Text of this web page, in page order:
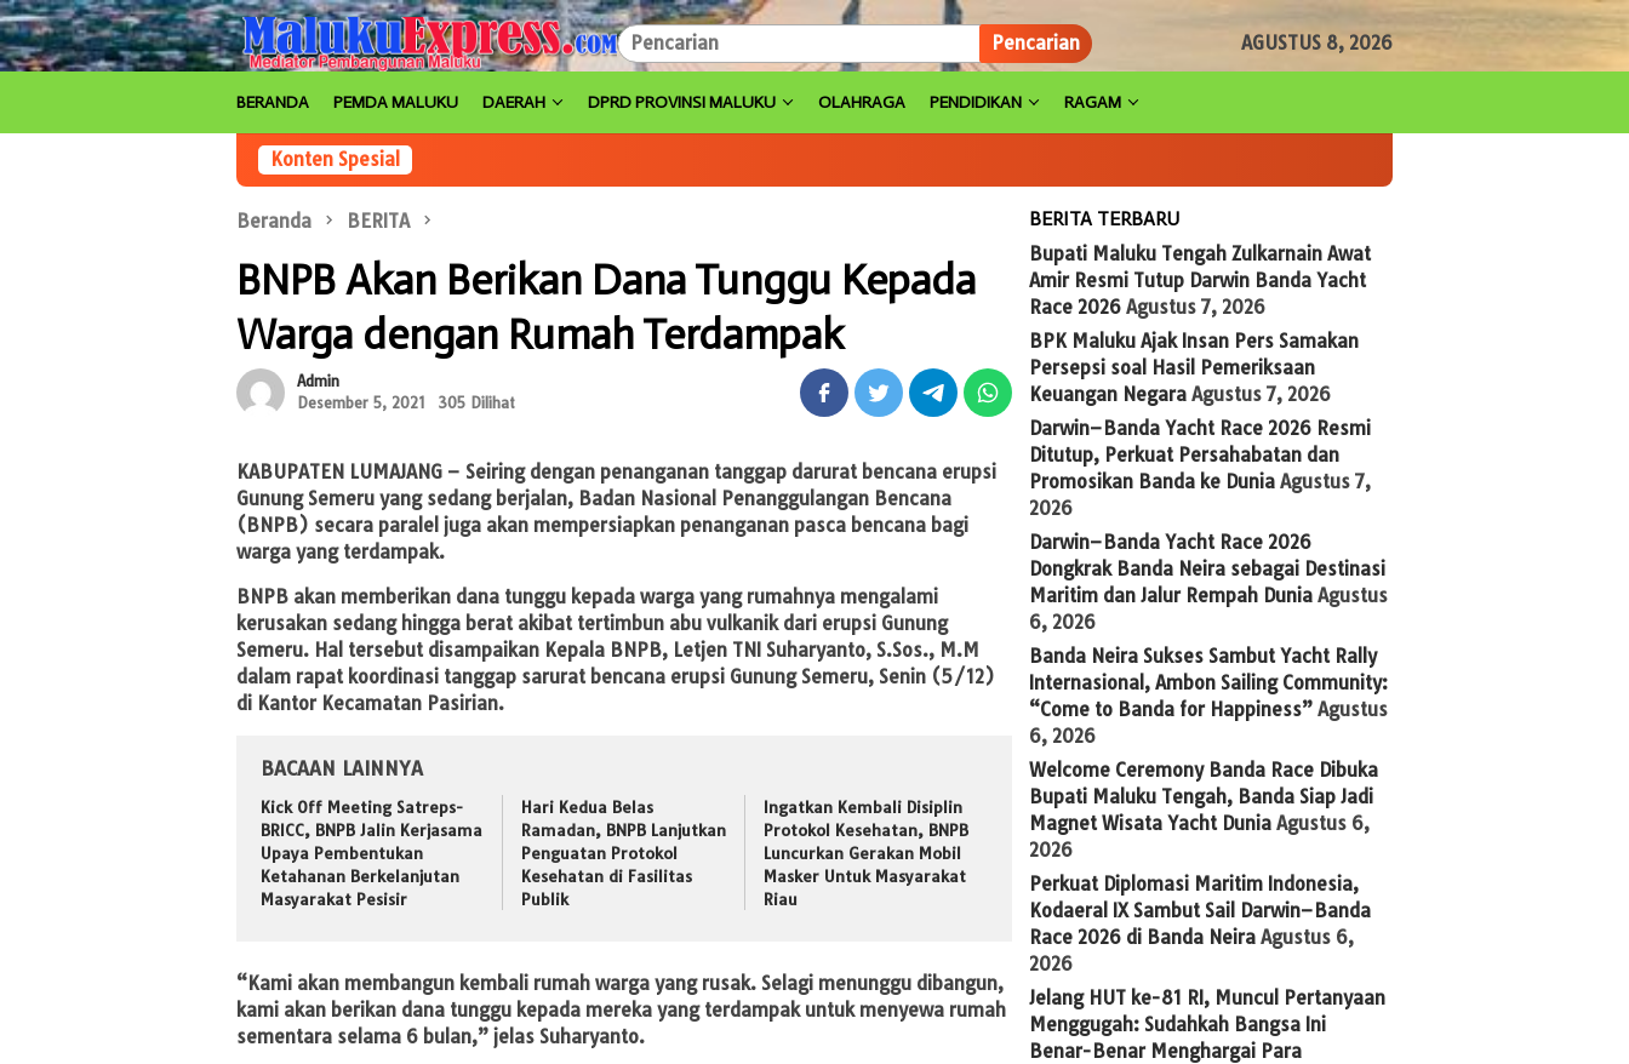
Loncat
ke
konten
Pencarian AGUSTUS 8, 2026
BERANDA PEMDA MALUKU DAERAH DPRD PROVINSI MALUKU OLAHRAGA PENDIDIKAN RAGAM
Konten Spesial
Beranda BERITA
BNPB Akan Berikan Dana Tunggu Kepada
Warga dengan Rumah Terdampak
Admin
Desember 5, 2021
305 Dilihat
KABUPATEN LUMAJANG – Seiring dengan penanganan tanggap darurat bencana erupsi
Gunung Semeru yang sedang berjalan, Badan Nasional Penanggulangan Bencana
(BNPB) secara paralel juga akan mempersiapkan penanganan pasca bencana bagi
warga yang terdampak.
BNPB akan memberikan dana tunggu kepada warga yang rumahnya mengalami
kerusakan sedang hingga berat akibat tertimbun abu vulkanik dari erupsi Gunung
Semeru. Hal tersebut disampaikan Kepala BNPB, Letjen TNI Suharyanto, S.Sos., M.M
dalam rapat koordinasi tanggap sarurat bencana erupsi Gunung Semeru, Senin (5/12)
di Kantor Kecamatan Pasirian.
BACAAN LAINNYA
Kick Off Meeting Satreps-
BRICC, BNPB Jalin Kerjasama
Upaya Pembentukan
Ketahanan Berkelanjutan
Masyarakat Pesisir
Hari Kedua Belas
Ramadan, BNPB Lanjutkan
Penguatan Protokol
Kesehatan di Fasilitas
Publik
Ingatkan Kembali Disiplin
Protokol Kesehatan, BNPB
Luncurkan Gerakan Mobil
Masker Untuk Masyarakat
Riau
“Kami akan membangun kembali rumah warga yang rusak. Selagi menunggu dibangun,
kami akan berikan dana tunggu kepada mereka yang terdampak untuk menyewa rumah
sementara selama 6 bulan,” jelas Suharyanto.
BERITA TERBARU
Bupati Maluku Tengah Zulkarnain Awat
Amir Resmi Tutup Darwin Banda Yacht
Race 2026 Agustus 7, 2026
BPK Maluku Ajak Insan Pers Samakan
Persepsi soal Hasil Pemeriksaan
Keuangan Negara Agustus 7, 2026
Darwin–Banda Yacht Race 2026 Resmi
Ditutup, Perkuat Persahabatan dan
Promosikan Banda ke Dunia Agustus 7,
2026
Darwin–Banda Yacht Race 2026
Dongkrak Banda Neira sebagai Destinasi
Maritim dan Jalur Rempah Dunia Agustus
6, 2026
Banda Neira Sukses Sambut Yacht Rally
Internasional, Ambon Sailing Community:
“Come to Banda for Happiness” Agustus
6, 2026
Welcome Ceremony Banda Race Dibuka
Bupati Maluku Tengah, Banda Siap Jadi
Magnet Wisata Yacht Dunia Agustus 6,
2026
Perkuat Diplomasi Maritim Indonesia,
Kodaeral IX Sambut Sail Darwin–Banda
Race 2026 di Banda Neira Agustus 6,
2026
Jelang HUT ke-81 RI, Muncul Pertanyaan
Menggugah: Sudahkah Bangsa Ini
Benar-Benar Menghargai Para